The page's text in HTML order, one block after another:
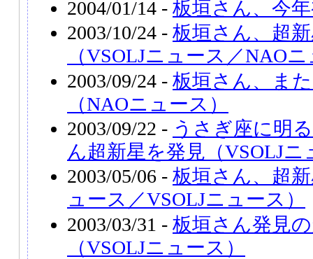
2004/01/14 - 板垣さん、今
2003/10/24 - 板垣さん、超
（VSOLJニュース／NAO
2003/09/24 - 板垣さん、ま
（NAOニュース）
2003/09/22 - うさぎ座に明
ん超新星を発見（VSOLJニ
2003/05/06 - 板垣さん、超
ュース／VSOLJニュース）
2003/03/31 - 板垣さん発見
（VSOLJニュース）